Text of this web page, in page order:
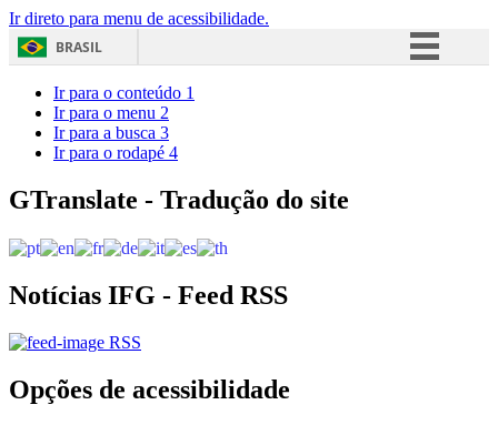
Ir direto para menu de acessibilidade.
BRASIL
Acesso à informação
Ir para o conteúdo 1
Ir para o menu 2
Ir para a busca 3
Ir para o rodapé 4
GTranslate - Tradução do site
Notícias IFG - Feed RSS
RSS
Opções de acessibilidade